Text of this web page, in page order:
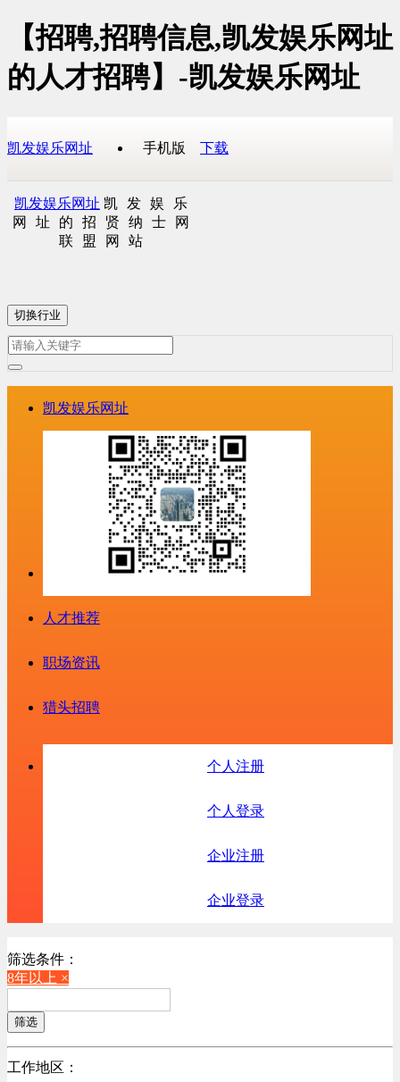
【招聘,招聘信息,凯发娱乐网址
的人才招聘】-凯发娱乐网址
凯发娱乐网址 手机版 下载
凯发娱乐网址 凯发娱乐
网址的招贤纳士网
联盟网站
切换行业
凯发娱乐网址
人才推荐
职场资讯
猎头招聘
个人注册
个人登录
企业注册
企业登录
筛选条件：
8年以上 ×
筛选
工作地区：